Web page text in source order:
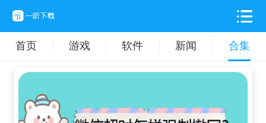
首页 游戏 软件 新闻 合集